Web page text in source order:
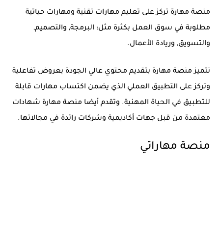
منصة مهارة تركز على تعليم مهارات تقنية ومهارات حياتية
مطلوبة في سوق العمل بكثرة مثل: البرمجة, والتصميم,
والتسويق, وريادة الأعمال.
تتميز منصة مهارة بتقديم محتوي عالي الجودة بعروض تفاعلية
وتركز على التطبيق العملي الذي يضمن اكتساب مهارات قابلة
للتطبيق في الحياة المهنية. وتقدم أيضا منصة مهارة شهادات
معتمدة من قبل جهات أكاديمية وشركات رائدة في مجالاتها.
منصة مهاراتي